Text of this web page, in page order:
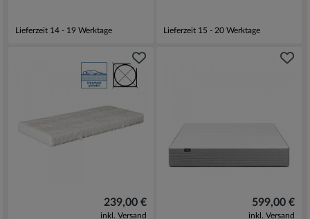
Lieferzeit 14 - 19 Werktage Lieferzeit 15 - 20 Werktage
239,00 €
inkl. Versand
599,00 €
inkl. Versand